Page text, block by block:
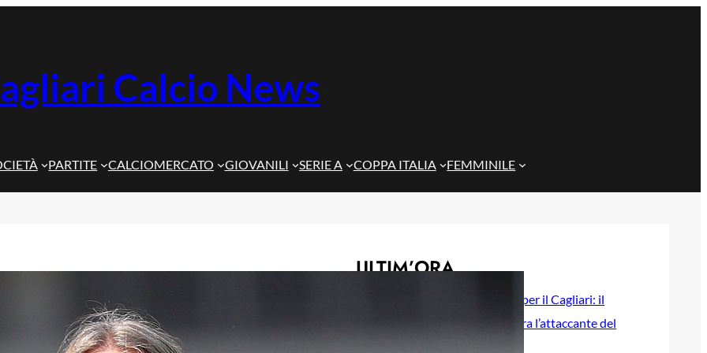
Calcio News
PARTITE CALCIOMERCATO GIOVANILI SERIE A COPPA ITALIA FEMMINILE
ULTIM’ORA
Sfuma Romero per il Cagliari: il
Parma si assicura l’attaccante del